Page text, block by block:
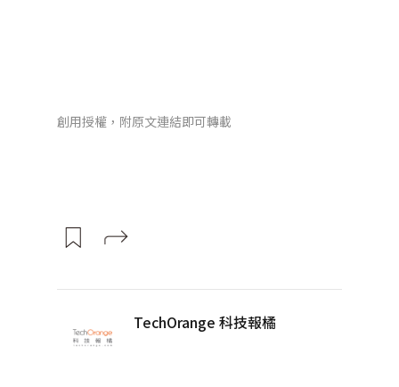
創用授權，附原文連結即可轉載
TechOrange 科技報橘